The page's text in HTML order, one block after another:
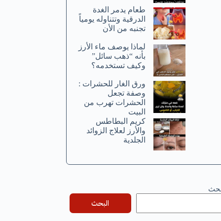
طعام يدمر الغدة
الدرقية وتتناوله يومياً
تجنبه من الأن
لماذا يوصف ماء الأرز
بأنه “ذهب سائل”
وكيف تستخدمه؟
ورق الغار للحشرات :
وصفة تجعل
الحشرات تهرب من
البيت
كريم البطاطس
والأرز لعلاج الزوائد
الجلدية
البحث